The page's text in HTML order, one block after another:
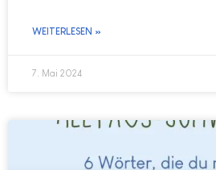
WEITERLESEN »
7. Mai 2024